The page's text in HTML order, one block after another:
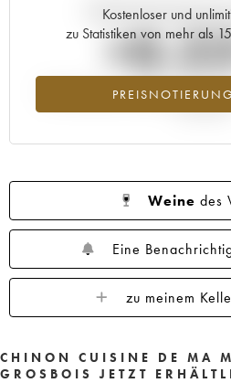
Kostenloser und
zu Statistiken von mehr als
Aktuelle Entwicklung
Preisanstiegs des Jahrgangs 2013
Weine des
Eine
zu meinem
CHINON CUISINE DE MA
GROSBOIS JETZT